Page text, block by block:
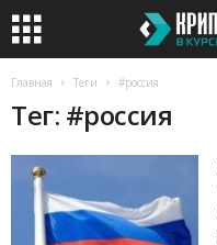
Главная Теги #россия
Тег: #россия